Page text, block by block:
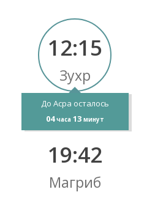
12:15
Зухр
До Асра осталось
04 часа 13 минут
19:42
Магриб